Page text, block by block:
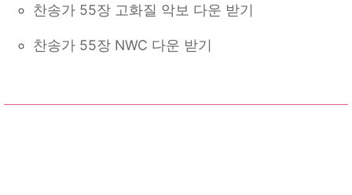
찬송가 55장 고화질 악보 다운 받기
찬송가 55장 NWC 다운 받기